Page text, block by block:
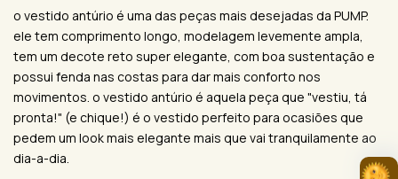
o vestido antúrio é uma das peças mais desejadas da PUMP.
ele tem comprimento longo, modelagem levemente ampla,
tem um decote reto super elegante, com boa sustentação e
possui fenda nas costas para dar mais conforto nos
movimentos. o vestido antúrio é aquela peça que "vestiu, tá
pronta!" (e chique!) é o vestido perfeito para ocasiões que
pedem um look mais elegante mais que vai tranquilamente ao
dia-a-dia.